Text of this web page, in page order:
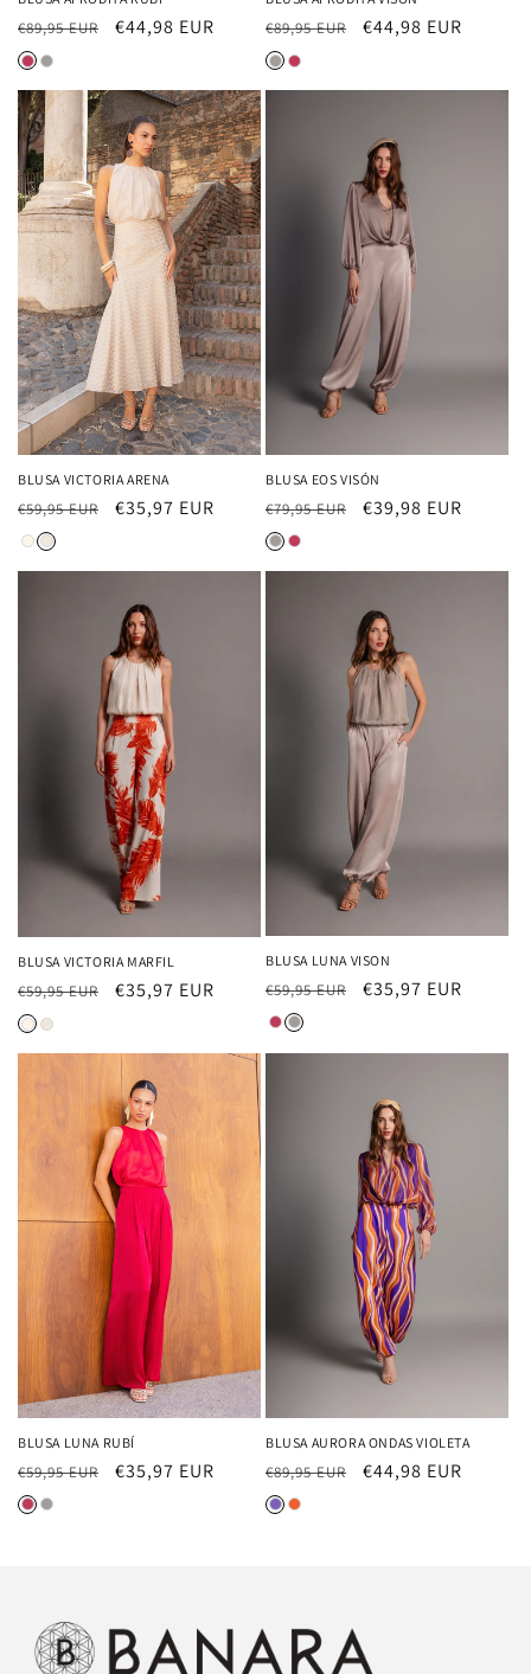
Precio
habitual
€89,95 EUR
Precio
oferta
€44,98 EUR
Precio
habitual
€89,95 EUR
Precio
oferta
€44,98 EUR
BLUSA VICTORIA ARENA
Precio
habitual
€59,95 EUR
Precio
€35,97 EUR
BLUSA EOS VISÓN
Precio
habitual
€79,95 EUR
Precio
€39,98 EUR
BLUSA VICTORIA MARFIL
Precio
habitual
€59,95 EUR
Precio
oferta
€35,97 EUR
BLUSA LUNA VISON
Precio
habitual
€59,95 EUR
Precio
€35,97 EUR
BLUSA LUNA RUBÍ
Precio
habitual
€59,95 EUR
Precio
€35,97 EUR
BLUSA AURORA ONDAS VIOLETA
Precio
habitual
€89,95 EUR
Precio
€44,98 EUR